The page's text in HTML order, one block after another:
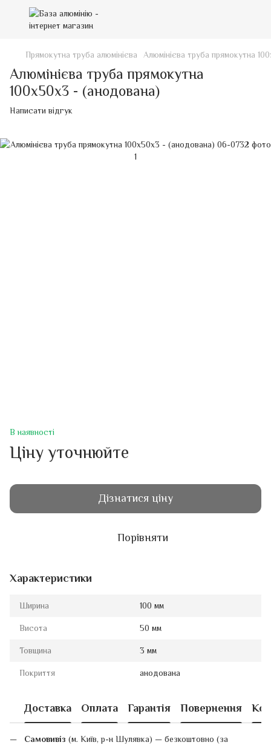
Прямокутна труба алюмінієва Алюмінієва труба прямокутна
Алюмінієва труба прямокутна
100х50х3 - (анодована)
Написати відгук
В наявності
Ціну уточнюйте
Дізнатися ціну
Порівняти
Характеристики
Ширина 100 мм
Висота 50 мм
Товщина 3 мм
Покриття анодована
Доставка Оплата Гарантія Повернення
Самовивіз (м. Київ, р-н Шулявка) — безкоштовно (за